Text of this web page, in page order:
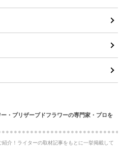
・プリザーブドフラワーの専門家・プロを
介！ライターの取材記事をもとに一挙掲載して